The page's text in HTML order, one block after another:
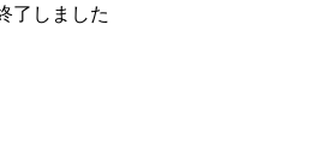
了しました